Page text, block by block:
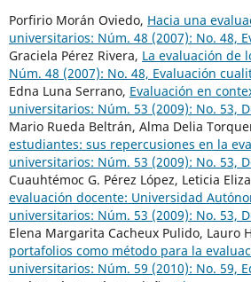
Porfirio Morán Oviedo, Hacia una
universitarios: Núm. 48 (2007): No. 48,
Graciela Pérez Rivera, La evaluación de
Núm. 48 (2007): No. 48, Evaluación
Edna Luna Serrano, Evaluación en
universitarios: Núm. 53 (2009): No. 53,
Mario Rueda Beltrán, Alma Delia
estudiantes: sus repercusiones en la
universitarios: Núm. 53 (2009): No. 53,
Cuauhtémoc G. Pérez López, Leticia
evaluación docente: Universidad
universitarios: Núm. 53 (2009): No. 53,
Elena Margarita Cacheux Pulido, Lauro
portafolios como método para la
universitarios: Núm. 59 (2010): No. 59,